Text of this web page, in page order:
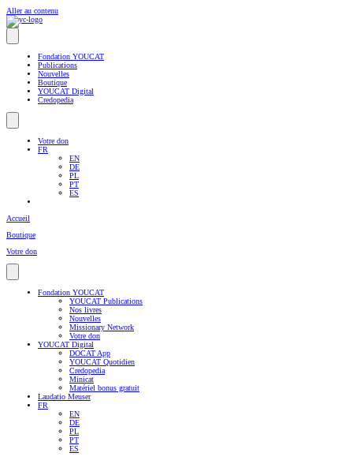
Aller au contenu
Fondation YOUCAT
Publications
Nouvelles
Boutique
YOUCAT Digital
Credopedia
Votre don
FR
EN
DE
PL
PT
ES
Accueil
Boutique
Votre don
Fondation YOUCAT
YOUCAT Publications
Nos livres
Nouvelles
Missionary Network
Votre don
YOUCAT Digital
DOCAT App
YOUCAT Quotidien
Credopedia
Minicat
Matériel bonus gratuit
Laudatio Meuser
FR
EN
DE
PL
PT
ES